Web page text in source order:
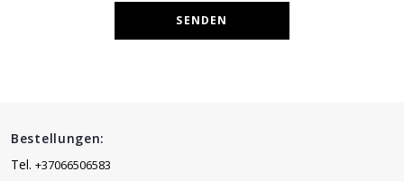
SENDEN
Bestellungen:
Tel. +37066506583